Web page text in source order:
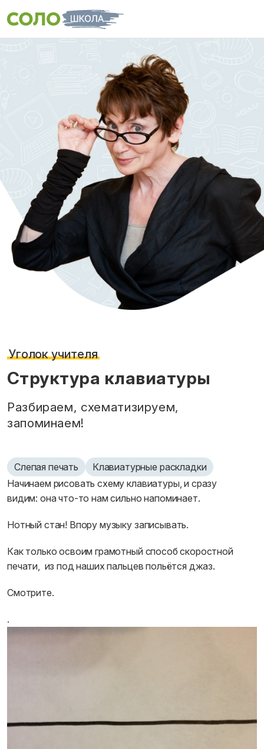
Уголок учителя
Структура клавиатуры
Разбираем, схематизируем,
запоминаем!
Слепая печать
Клавиатурные раскладки
Начинаем рисовать схему клавиатуры, и сразу
видим: она что-то нам сильно напоминает.
Нотный стан! Впору музыку записывать.
Как только освоим грамотный способ скоростной
печати, из под наших пальцев польётся джаз.
Смотрите.
.